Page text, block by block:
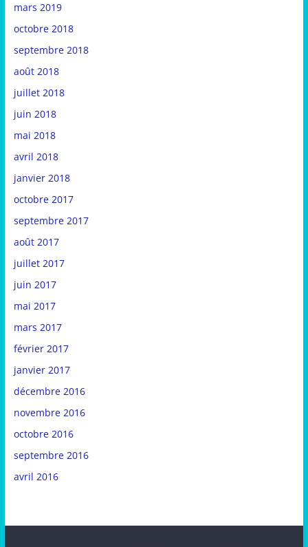
mars 2019
octobre 2018
septembre 2018
août 2018
juillet 2018
juin 2018
mai 2018
avril 2018
janvier 2018
octobre 2017
septembre 2017
août 2017
juillet 2017
juin 2017
mai 2017
mars 2017
février 2017
janvier 2017
décembre 2016
novembre 2016
octobre 2016
septembre 2016
avril 2016